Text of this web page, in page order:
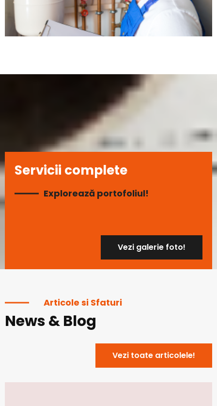
Servicii complete
Explorează portofoliul!
Vezi galerie foto!
Articole si Sfaturi
News & Blog
Vezi toate articolele!